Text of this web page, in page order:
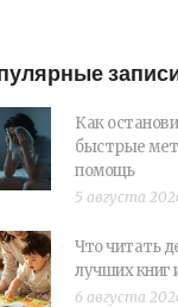
Как
быстрые
помощь
5 августа
Что читать
лучших книг
6 августа